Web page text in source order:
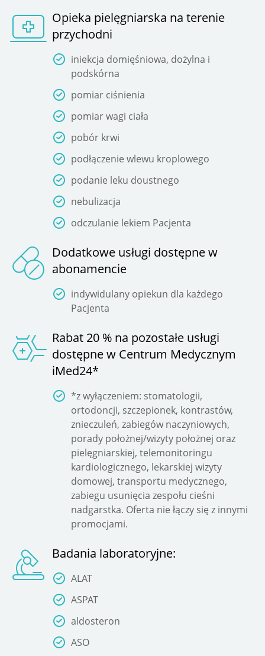
Opieka pielęgniarska na terenie
przychodni
iniekcja domięśniowa, dożylna i
podskórna
pomiar ciśnienia
pomiar wagi ciała
pobór krwi
podłączenie wlewu kroplowego
podanie leku doustnego
nebulizacja
odczulanie lekiem Pacjenta
Dodatkowe usługi dostępne w
abonamencie
indywidulany opiekun dla każdego
Pacjenta
Rabat 20 % na pozostałe usługi
dostępne w Centrum Medycznym
iMed24*
*z wyłączeniem: stomatologii,
ortodoncji, szczepionek, kontrastów,
znieczuleń, zabiegów naczyniowych,
porady położnej/wizyty położnej oraz
pielęgniarskiej, telemonitoringu
kardiologicznego, lekarskiej wizyty
domowej, transportu medycznego,
zabiegu usunięcia zespołu cieśni
nadgarstka. Oferta nie łączy się z innymi
promocjami.
Badania laboratoryjne:
ALAT
ASPAT
aldosteron
ASO